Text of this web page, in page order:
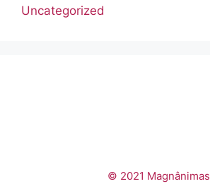
Uncategorized
© 2021 Magnânimas